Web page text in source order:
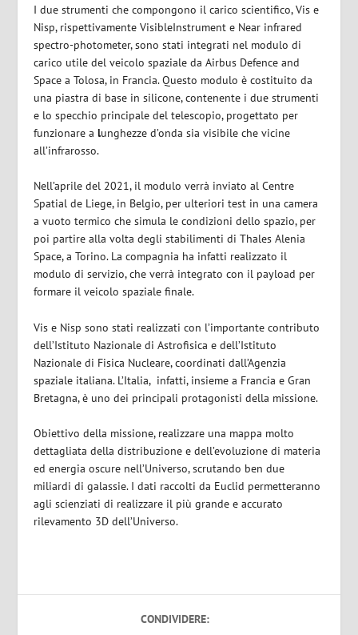
I due strumenti che compongono il carico scientifico,Vis e
Nisp, rispettivamenteVisibleInstrument e Near infrared
spectro-photometer, sono stati integrati nel modulo di
carico utile del veicolo spaziale da Airbus Defence and
Space a Tolosa, in Francia. Questo modulo è costituito da
una piastra di base in silicone, contenente i due strumenti
e lo specchio principale del telescopio, progettato per
funzionare alunghezze d’onda sia visibile che vicine
all’infrarosso.
Nell’aprile del 2021, il modulo verrà inviato alCentre
Spatial de Liege, in Belgio, per ulteriori test in una camera
a vuoto termico che simula le condizioni dello spazio, per
poi partire alla volta degli stabilimenti diThales Alenia
Space, a Torino. La compagnia ha infatti realizzato il
modulo di servizio, che verrà integrato con il payload per
formare il veicolo spaziale finale.
Vis e Nisp sono stati realizzati con l’importante contributo
dell’Istituto Nazionale di Astrofisica e dell’Istituto
Nazionale di Fisica Nucleare,coordinati dall’Agenzia
spaziale italiana. L’Italia, infatti, insieme a Francia e Gran
Bretagna, è uno dei principali protagonisti della missione.
Obiettivo della missione, realizzare una mappa molto
dettagliata della distribuzione e dell’evoluzione di materia
ed energia oscure nell’Universo, scrutando ben due
miliardi di galassie. I dati raccolti da Euclid permetteranno
agli scienziati di realizzare il più grande e accurato
rilevamento 3D dell’Universo.
CONDIVIDERE: